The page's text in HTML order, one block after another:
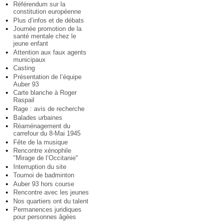
Référendum sur la
constitution européenne
Plus d’infos et de débats
Journée promotion de la
santé mentale chez le
jeune enfant
Attention aux faux agents
municipaux
Casting
Présentation de l’équipe
Auber 93
Carte blanche à Roger
Raspail
Rage : avis de recherche
Balades urbaines
Réaménagement du
carrefour du 8-Mai 1945
Fête de la musique
Rencontre xénophile
"Mirage de l’Occitanie"
Interruption du site
Tournoi de badminton
Auber 93 hors course
Rencontre avec les jeunes
Nos quartiers ont du talent
Permanences juridiques
pour personnes âgées